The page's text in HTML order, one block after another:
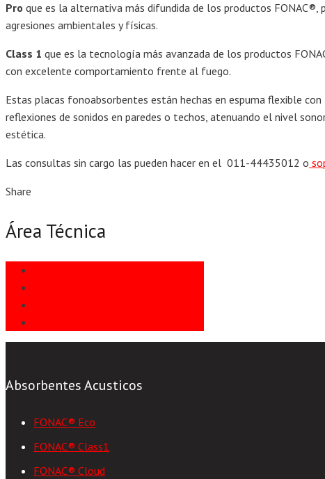
Pro que es la alternativa más difundida de los productos
agresiones ambientales y físicas.
Class 1 que es la tecnología más avanzada de los productos
con excelente comportamiento frente al fuego.
Estas placas fonoabsorbentes están hechas en espuma flexible
reflexiones de sonidos en paredes o techos, atenuando el nivel
estética.
Las consultas sin cargo las pueden hacer en el 011-44435012 o
Share
Área Técnica
Absorbentes Acusticos
FONAC® Eco
FONAC® Class1
FONAC® Cloud